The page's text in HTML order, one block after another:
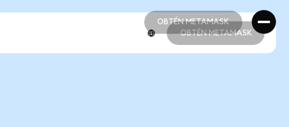
OBTÉN METAMASK
OBTÉN METAMASK
OBTÉN METAMASK